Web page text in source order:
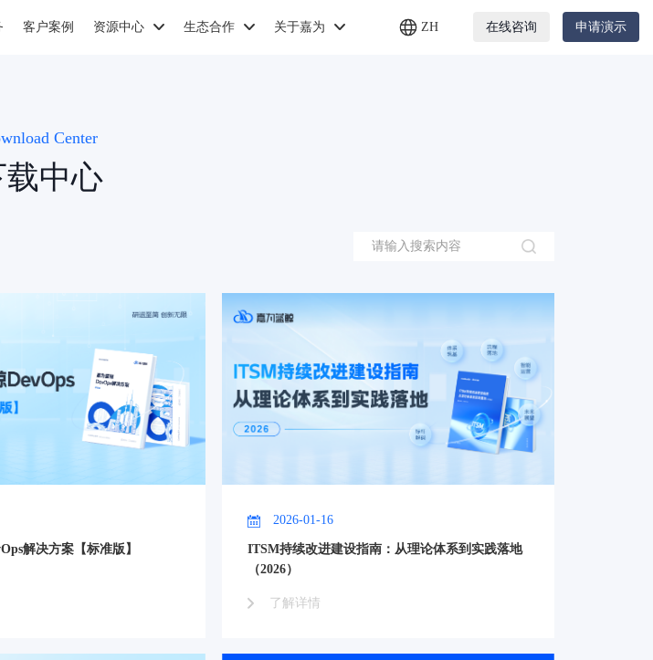
客户案例 资源中心 生态合作 关于嘉为 ZH 在线咨询 申请演示
Center
载中心
解决方案【标准版】
2026-01-16
ITSM持续改进建设指南：从理论体系到实践落地
（2026）
了解详情